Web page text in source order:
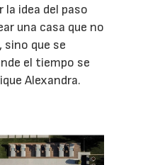
idea del paso
una casa que no
sino que se
el tiempo se
Alexandra.